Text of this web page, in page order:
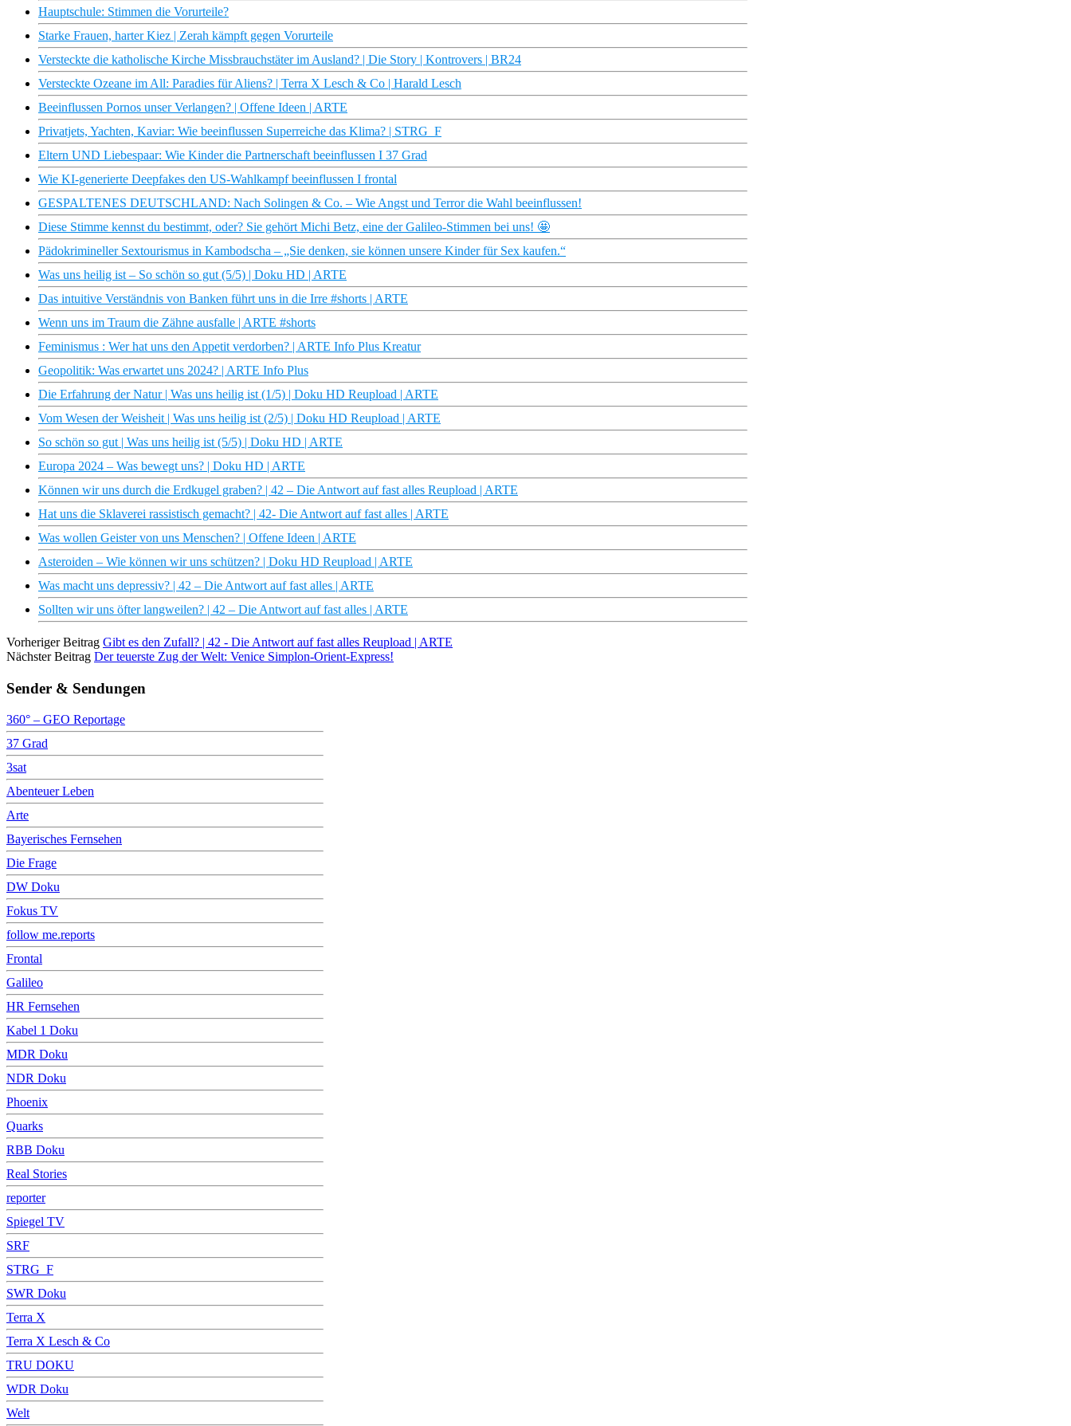
Hauptschule: Stimmen die Vorurteile?
Starke Frauen, harter Kiez | Zerah kämpft gegen Vorurteile
Versteckte die katholische Kirche Missbrauchstäter im Ausland? | Die Story | Kontrovers | BR24
Versteckte Ozeane im All: Paradies für Aliens? | Terra X Lesch & Co | Harald Lesch
Beeinflussen Pornos unser Verlangen? | Offene Ideen | ARTE
Privatjets, Yachten, Kaviar: Wie beeinflussen Superreiche das Klima? | STRG_F
Eltern UND Liebespaar: Wie Kinder die Partnerschaft beeinflussen I 37 Grad
Wie KI-generierte Deepfakes den US-Wahlkampf beeinflussen I frontal
GESPALTENES DEUTSCHLAND: Nach Solingen & Co. – Wie Angst und Terror die Wahl beeinflussen!
Diese Stimme kennst du bestimmt, oder? Sie gehört Michi Betz, eine der Galileo-Stimmen bei uns! 🤩
Pädokrimineller Sextourismus in Kambodscha – „Sie denken, sie können unsere Kinder für Sex kaufen.“
Was uns heilig ist – So schön so gut (5/5) | Doku HD | ARTE
Das intuitive Verständnis von Banken führt uns in die Irre #shorts | ARTE
Wenn uns im Traum die Zähne ausfalle | ARTE #shorts
Feminismus : Wer hat uns den Appetit verdorben? | ARTE Info Plus Kreatur
Geopolitik: Was erwartet uns 2024? | ARTE Info Plus
Die Erfahrung der Natur | Was uns heilig ist (1/5) | Doku HD Reupload | ARTE
Vom Wesen der Weisheit | Was uns heilig ist (2/5) | Doku HD Reupload | ARTE
So schön so gut | Was uns heilig ist (5/5) | Doku HD | ARTE
Europa 2024 – Was bewegt uns? | Doku HD | ARTE
Können wir uns durch die Erdkugel graben? | 42 – Die Antwort auf fast alles Reupload | ARTE
Hat uns die Sklaverei rassistisch gemacht? | 42- Die Antwort auf fast alles | ARTE
Was wollen Geister von uns Menschen? | Offene Ideen | ARTE
Asteroiden – Wie können wir uns schützen? | Doku HD Reupload | ARTE
Was macht uns depressiv? | 42 – Die Antwort auf fast alles | ARTE
Sollten wir uns öfter langweilen? | 42 – Die Antwort auf fast alles | ARTE
Vorheriger Beitrag Gibt es den Zufall? | 42 - Die Antwort auf fast alles Reupload | ARTE
Nächster Beitrag Der teuerste Zug der Welt: Venice Simplon-Orient-Express!
Sender & Sendungen
360° – GEO Reportage
37 Grad
3sat
Abenteuer Leben
Arte
Bayerisches Fernsehen
Die Frage
DW Doku
Fokus TV
follow me.reports
Frontal
Galileo
HR Fernsehen
Kabel 1 Doku
MDR Doku
NDR Doku
Phoenix
Quarks
RBB Doku
Real Stories
reporter
Spiegel TV
SRF
STRG_F
SWR Doku
Terra X
Terra X Lesch & Co
TRU DOKU
WDR Doku
Welt